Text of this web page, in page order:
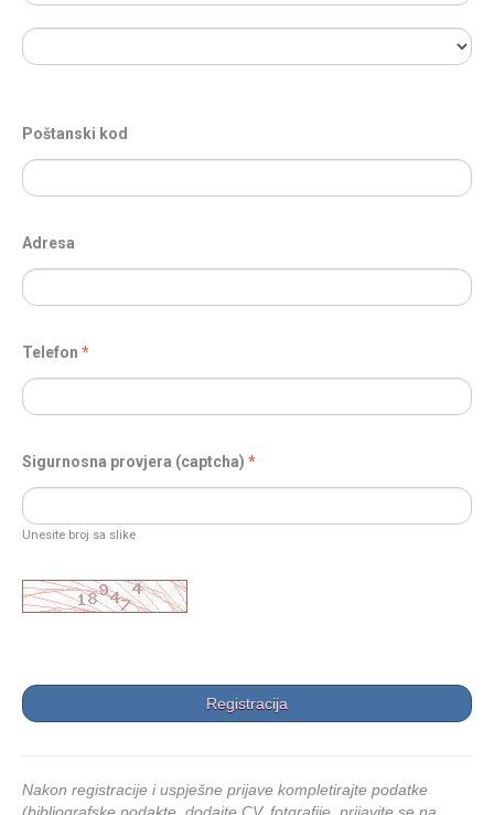
Poštanski kod
Adresa
Telefon
Sigurnosna provjera (captcha)
Unesite broj sa slike
Nakon registracije i uspješne prijave kompletirajte podatke